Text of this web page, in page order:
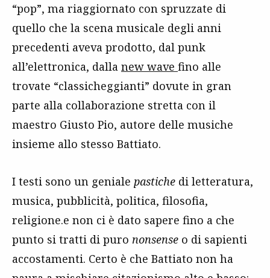
“pop”, ma riaggiornato con spruzzate di
quello che la scena musicale degli anni
precedenti aveva prodotto, dal punk
all’elettronica, dalla new wave fino alle
trovate “classicheggianti” dovute in gran
parte alla collaborazione stretta con il
maestro Giusto Pio, autore delle musiche
insieme allo stesso Battiato.
I testi sono un geniale pastiche di letteratura,
musica, pubblicità, politica, filosofia,
religione.e non ci è dato sapere fino a che
punto si tratti di puro nonsense o di sapienti
accostamenti. Certo è che Battiato non ha